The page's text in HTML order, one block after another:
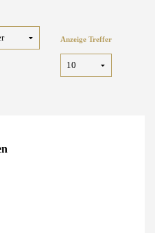
Anzeige Treffer